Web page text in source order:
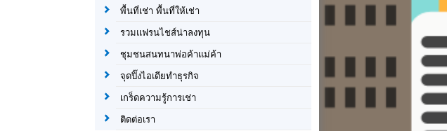
พื้นที่เช่า พื้นที่ให้เช่า
รวมแฟรนไชส์น่าลงทุน
ชุมชนสนทนาพ่อค้าแม่ค้า
จุดปิ๊งไอเดียทำธุรกิจ
เกร็ดความรู้การเช่า
ติดต่อเรา